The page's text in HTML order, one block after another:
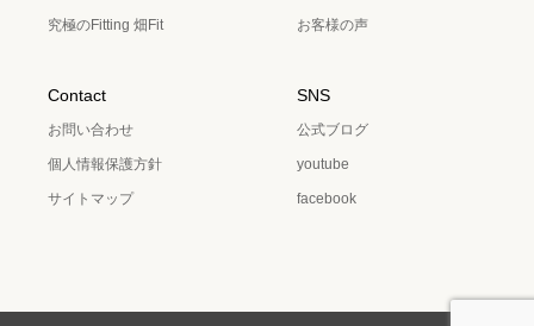
究極のFitting 畑Fit お客様の声
Contact
お問い合わせ
個人情報保護方針
サイトマップ
SNS
公式ブログ
youtube
facebook